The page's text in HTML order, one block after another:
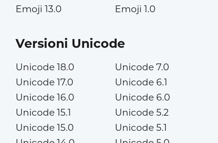
Emoji 13.0
Emoji 1.0
Versioni Unicode
Unicode 18.0
Unicode 17.0
Unicode 16.0
Unicode 15.1
Unicode 15.0
Unicode 7.0
Unicode 6.1
Unicode 6.0
Unicode 5.2
Unicode 5.1